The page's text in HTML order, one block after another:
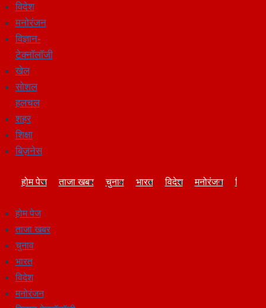
विदेश
मनोरंजन
विज्ञान-
टेक्नॉलॉजी
खेल
सोशल
हलचल
शहर
शिक्षा
बिज़नेस
होम पेज ताजा खबर चुनाव भारत विदेश मनोरंजन विज्ञान-
होम पेज
ताजा खबर
चुनाव
भारत
विदेश
मनोरंजन